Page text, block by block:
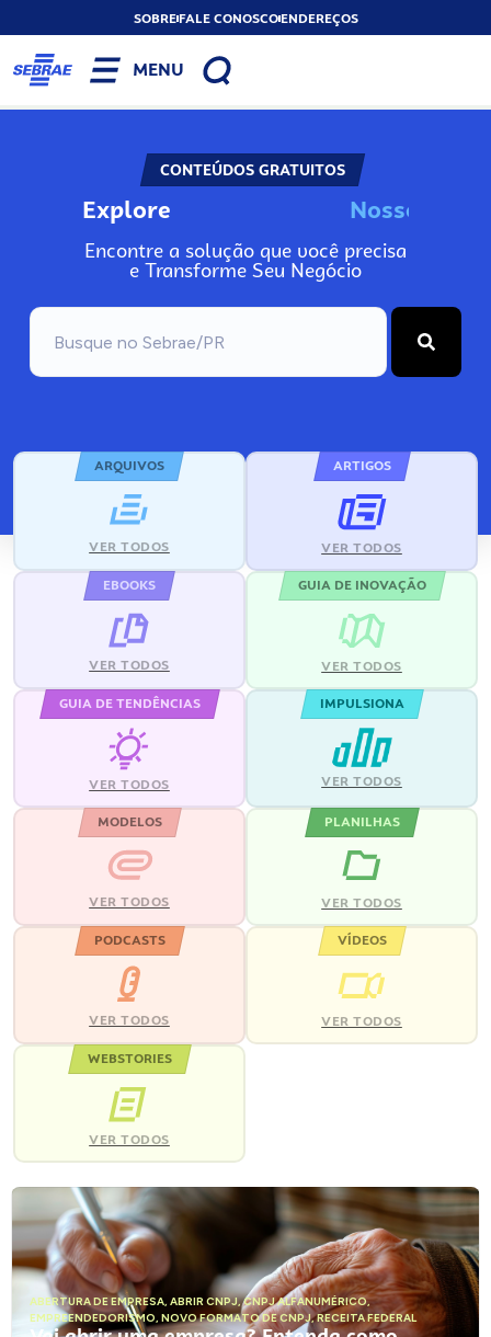
SOBREFALE CONOSCOENDEREÇOS
MENU
CONTEÚDOS GRATUITOS
Explore Nosso
Encontre a solução que você precisa
e Transforme Seu Negócio
ARQUIVOS
VER TODOS
ARTIGOS
VER TODOS
EBOOKS
VER TODOS
GUIA DE INOVAÇÃO
VER TODOS
GUIA DE TENDÊNCIAS
VER TODOS
IMPULSIONA
VER TODOS
MODELOS
VER TODOS
PLANILHAS
VER TODOS
PODCASTS
VER TODOS
VÍDEOS
VER TODOS
WEBSTORIES
VER TODOS
ABERTURA DE EMPRESA, ABRIR CNPJ,CNPJ ALFANUMÉRICO,
EMPREENDEDORISMO, NOVO FORMATO DE CNPJ,RECEITA FEDERAL